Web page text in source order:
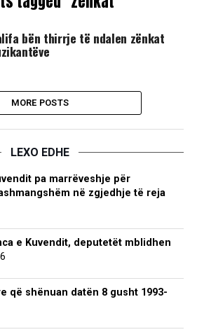
bën thirrje të ndalen zënkat
MORE POSTS
LEXO EDHE
pa marrëveshje për
në zgjedhje të reja
e Kuvendit, deputetët mblidhen
që shënuan datën 8 gusht 1993-